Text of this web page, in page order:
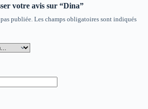
votre avis sur “Dina”
publiée. Les champs obligatoires sont indiqués